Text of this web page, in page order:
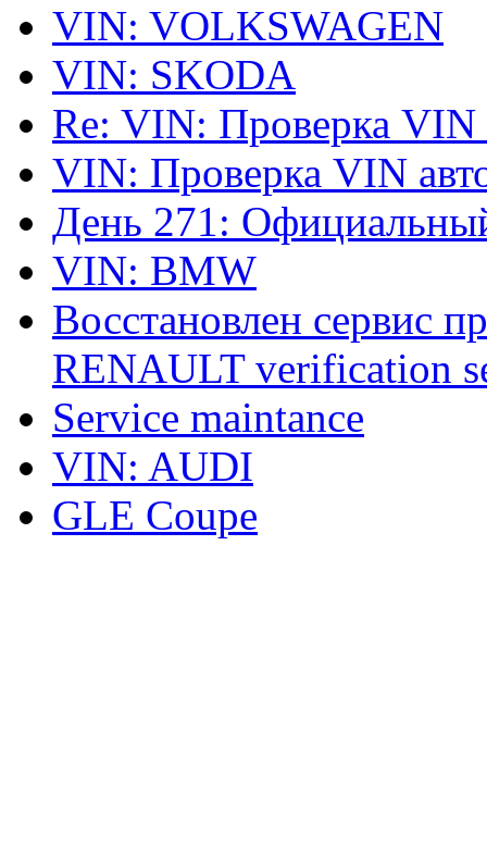
VIN: VOLKSWAGEN
VIN: SKODA
Re: VIN: Проверка VIN
VIN: Проверка VIN
День 271:
VIN: BMW
Восстановлен сервис
RENAULT verification
Service maintance
VIN: AUDI
GLE Coupe